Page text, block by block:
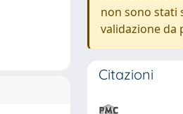
non sono stati
validazione da
Citazioni